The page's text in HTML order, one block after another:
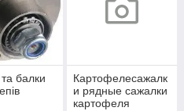
балки
Картофелесажалк
и рядные сажалки
картофеля